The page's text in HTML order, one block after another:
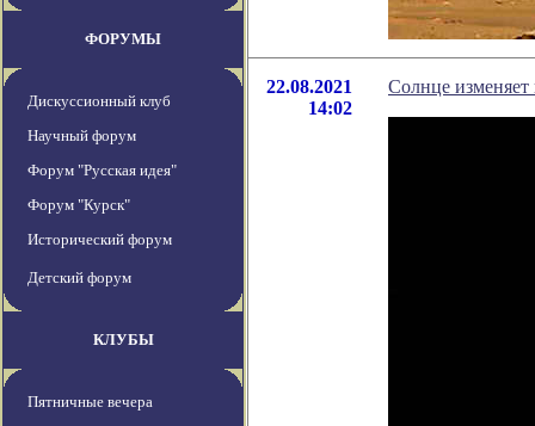
ФОРУМЫ
Дискуссионный клуб
Научный форум
Форум "Русская идея"
Форум "Курск"
Исторический форум
Детский форум
КЛУБЫ
Пятничные вечера
22.08.2021
14:02
Солнце изменяет